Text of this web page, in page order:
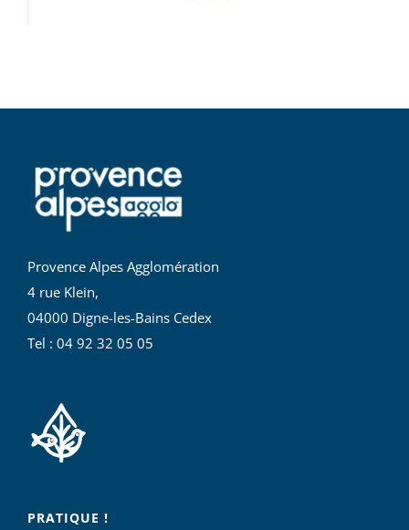
Provence Alpes Agglomération
4 rue Klein,
04000 Digne-les-Bains Cedex
Tel : 04 92 32 05 05
PRATIQUE !